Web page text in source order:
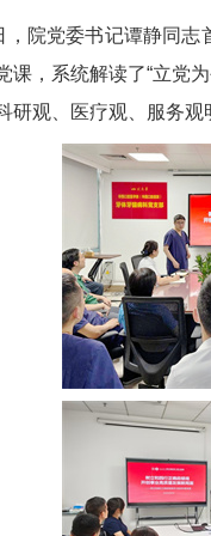
，院党委书记谭静同志
课，系统解读了“立党
研观、医疗观、服务